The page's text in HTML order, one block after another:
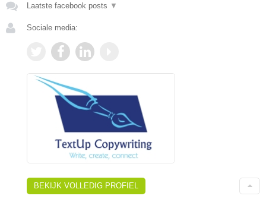
Laatste facebook posts ▼
Sociale media:
BEKIJK VOLLEDIG PROFIEL